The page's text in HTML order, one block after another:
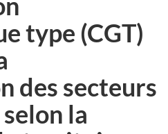
type (CGT)
des secteurs
la